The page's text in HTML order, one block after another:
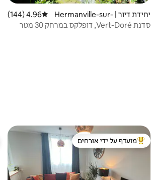
יחידת דיור | Hermanville-sur-
Mer
דירוג ממוצע של 4.96 מתוך 5, 144 ביקורות
4.96 (144)
סדנת Vert-Doré, דופלקס במרחק 30 מטר
מוביל בקרב נכסים מועדפים על ידי אורחים
מועדף על ידי אורחים